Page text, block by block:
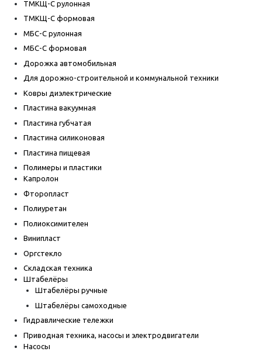
ТМКЩ-С рулонная
ТМКЩ-С формовая
МБС-С рулонная
МБС-С формовая
Дорожка автомобильная
Для дорожно-строительной и коммунальной техники
Ковры диэлектрические
Пластина вакуумная
Пластина губчатая
Пластина силиконовая
Пластина пищевая
Полимеры и пластики
Капролон
Фторопласт
Полиуретан
Полиоксимителен
Винипласт
Оргстекло
Складская техника
Штабелёры
Штабелёры ручные
Штабелёры самоходные
Гидравлические тележки
Приводная техника, насосы и электродвигатели
Насосы